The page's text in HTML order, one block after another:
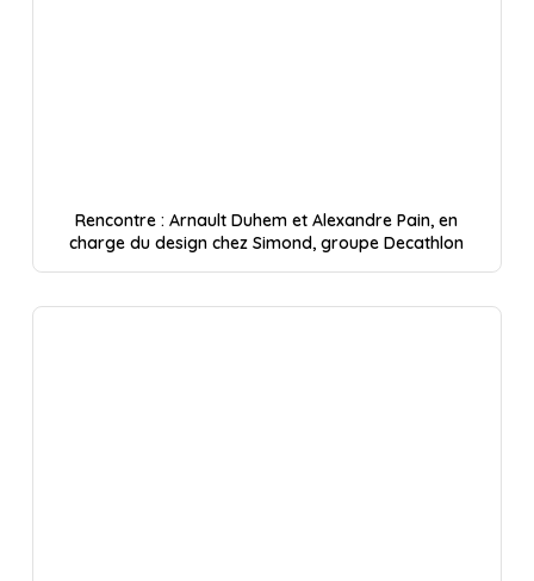
Rencontre : Arnault Duhem et Alexandre Pain, en
charge du design chez Simond, groupe Decathlon